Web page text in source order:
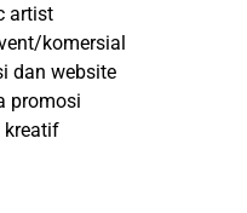
artist
komersial
dan website
promosi
kreatif